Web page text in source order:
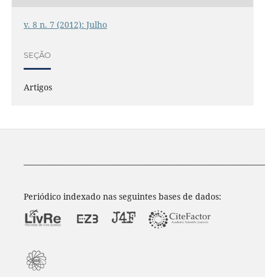
v. 8 n. 7 (2012): Julho
SEÇÃO
Artigos
Periódico indexado nas seguintes bases de dados: